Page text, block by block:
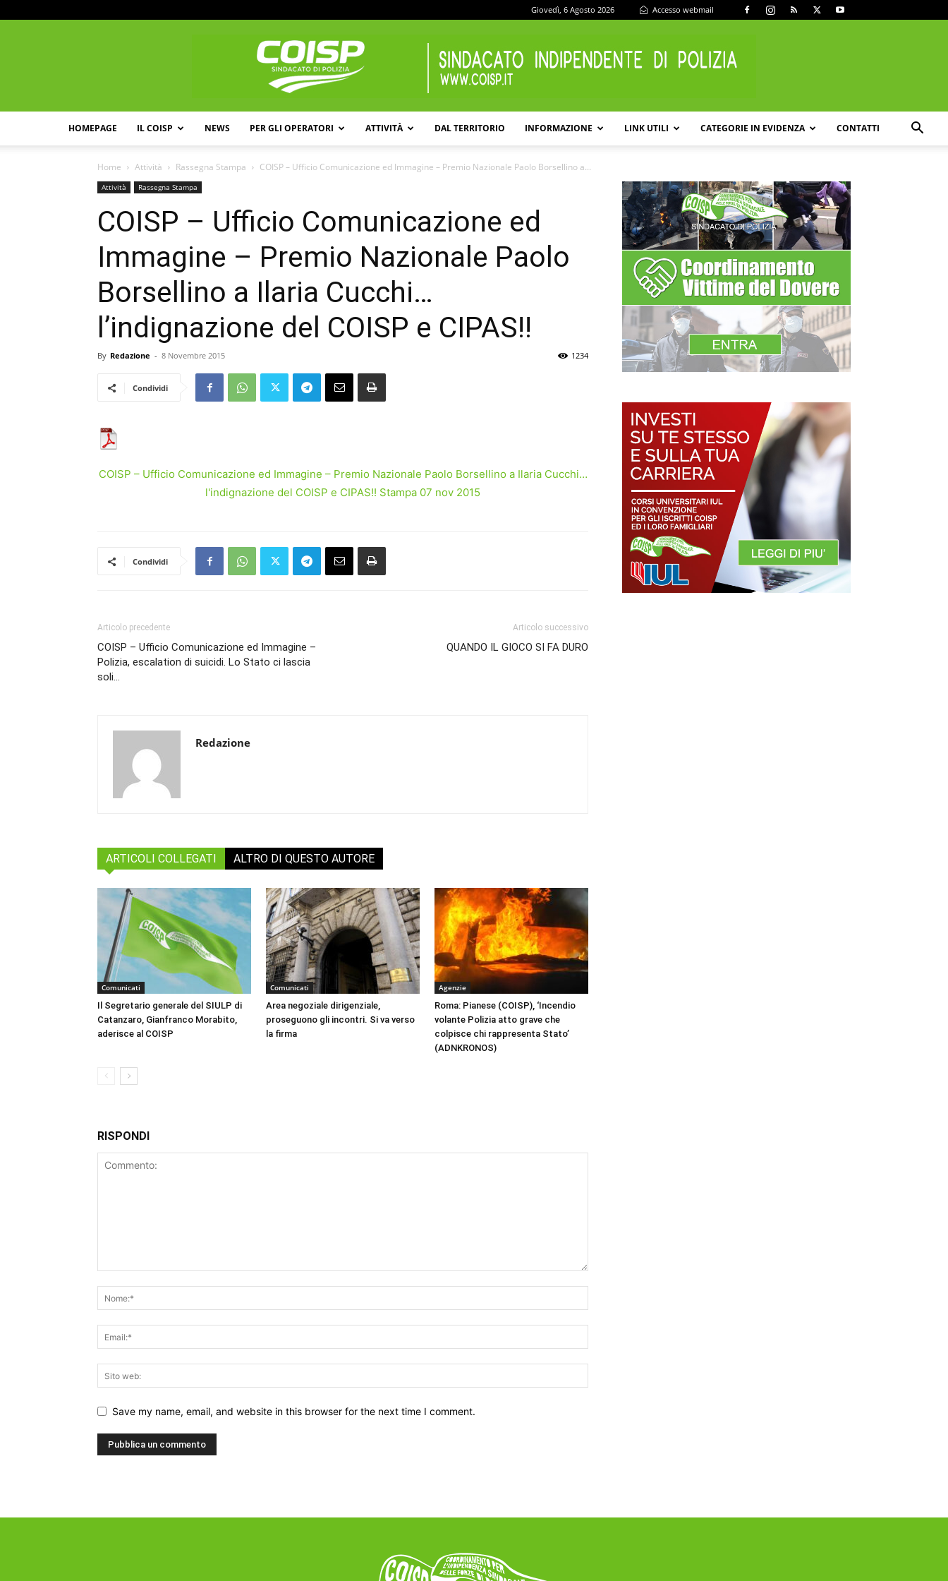
Giovedì, 6 Agosto 2026 Accesso webmail
HOMEPAGE IL COISP NEWS PER GLI OPERATORI ATTIVITÀ DAL TERRITORIO INFORMAZIONE LINK UTILI CATEGORIE IN EVIDENZA CONTATTI
Home Attività Rassegna Stampa COISP – Ufficio Comunicazione ed Immagine – Premio Nazionale Paolo Borsellino a...
Attività Rassegna Stampa
COISP – Ufficio Comunicazione ed
Immagine – Premio Nazionale Paolo
Borsellino a Ilaria Cucchi…
l’indignazione del COISP e CIPAS!!
By Redazione - 8 Novembre 2015 1234
Condividi
COISP – Ufficio Comunicazione ed Immagine – Premio Nazionale Paolo Borsellino a Ilaria Cucchi…
l'indignazione del COISP e CIPAS!! Stampa 07 nov 2015
Condividi
Articolo precedente
COISP – Ufficio Comunicazione ed Immagine –
Polizia, escalation di suicidi. Lo Stato ci lascia
soli…
Articolo successivo
QUANDO IL GIOCO SI FA DURO
Redazione
ARTICOLI COLLEGATI ALTRO DI QUESTO AUTORE
Comunicati
Il Segretario generale del SIULP di
Catanzaro, Gianfranco Morabito,
aderisce al COISP
Comunicati
Area negoziale dirigenziale,
proseguono gli incontri. Si va verso
la firma
Agenzie
Roma: Pianese (COISP), ‘Incendio
volante Polizia atto grave che
colpisce chi rappresenta Stato’
(ADNKRONOS)
RISPONDI
Save my name, email, and website in this browser for the next time I comment.